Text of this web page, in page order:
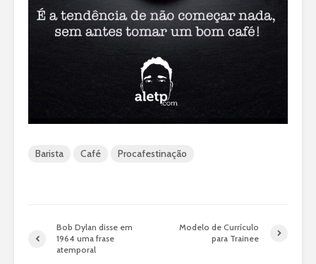
Barista Café Procafestinação
Bob Dylan disse em
1964 uma frase
atemporal
Modelo de Currículo
para Trainee